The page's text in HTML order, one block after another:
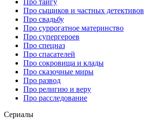
Про сыщиков и частных детективов
Про свадьбу
Про суррогатное материнство
Про супергероев
Про спецназ
Про спасателей
Про сокровища и клады
Про сказочные миры
Про развод
Про религию и веру
Про расследование
Се­риа­лы